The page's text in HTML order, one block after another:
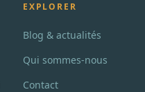
EXPLORER
Blog & actualités
Qui sommes-nous
Contact